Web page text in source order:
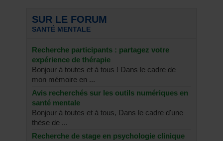
SUR LE FORUM
SANTÉ MENTALE
Recherche participants : partagez votre
expérience de thérapie
Bonjour à toutes et à tous ! Dans le cadre de
mon mémoire en ...
Avis recherchés sur les outils numériques en
santé mentale
Bonjour à toutes et à tous, Dans le cadre d'une
thèse de ...
Recherche de stage en psychologie clinique